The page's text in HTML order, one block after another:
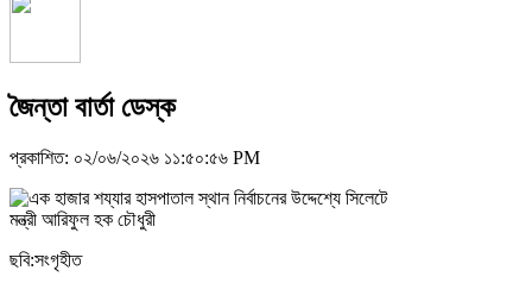
জৈন্তা বার্তা ডেস্ক
প্রকাশিত: ০২/০৬/২০২৬ ১১:৫০:৫৬ PM
ছবি:সংগৃহীত